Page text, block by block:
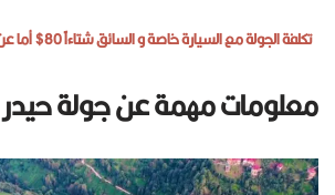
تكلفة الجولة مع السيارة خاصة و السائق شتاءاً 80$ أما عن تكلفتها صيفاً فهي 150$
معلومات مهمة عن جولة